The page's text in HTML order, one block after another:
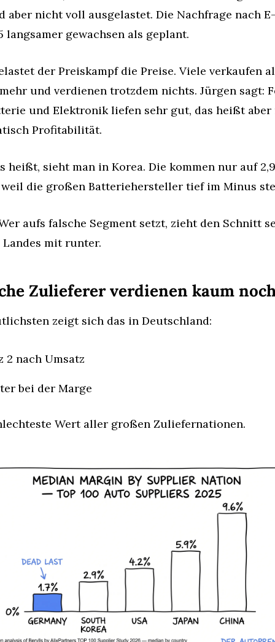
aber nicht voll ausgelastet. Die Nachfrage nach
langsamer gewachsen als geplant.
der Preiskampf die Preise. Viele verkaufen
und verdienen trotzdem nichts. Jürgen sagt:
und Elektronik liefen sehr gut, das heißt
Profitabilität.
heißt, sieht man in Korea. Die kommen nur auf
die großen Batteriehersteller tief im Minus
aufs falsche Segment setzt, zieht den Schnitt
Landes mit runter.
Zulieferer verdienen kaum
zeigt sich das in Deutschland:
2 nach Umsatz
bei der Marge
Wert aller großen Zuliefernationen.